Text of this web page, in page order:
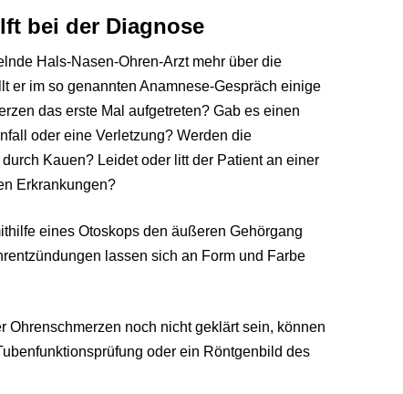
bei der Diagnose
Hals-Nasen-Ohren-Arzt mehr über die
er im so genannten Anamnese-Gespräch einige
das erste Mal aufgetreten? Gab es einen
oder eine Verletzung? Werden die
Kauen? Leidet oder litt der Patient an einer
Erkrankungen?
eines Otoskops den äußeren Gehörgang
lassen sich an Form und Farbe
noch nicht geklärt sein, können
oder ein Röntgenbild des